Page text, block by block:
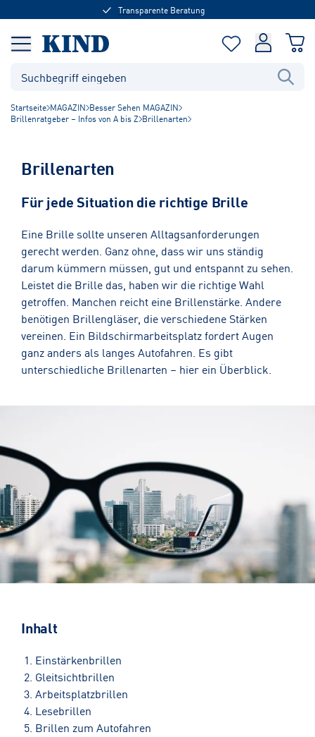
Transparente Beratung
Startseite MAGAZIN Besser Sehen MAGAZIN
Brillenratgeber – Infos von A bis Z Brillenarten
Brillenarten
Für jede Situation die richtige Brille
Eine Brille sollte unseren Alltagsanforderungen
gerecht werden. Ganz ohne, dass wir uns ständig
darum kümmern müssen, gut und entspannt zu sehen.
Leistet die Brille das, haben wir die richtige Wahl
getroffen. Manchen reicht eine Brillenstärke. Andere
benötigen Brillengläser, die verschiedene Stärken
vereinen. Ein Bildschirmarbeitsplatz fordert Augen
ganz anders als langes Autofahren. Es gibt
unterschiedliche Brillenarten – hier ein Überblick.
Inhalt
Einstärkenbrillen
Gleitsichtbrillen
Arbeitsplatzbrillen
Lesebrillen
Brillen zum Autofahren